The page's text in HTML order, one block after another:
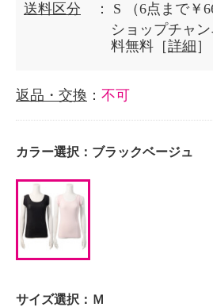
送料区分 ： S
（6点まで￥
ショップチャ
料無料［詳細 ］
返品・交換 ： 不可
カラー選択： ブラックベージュ
サイズ選択： Ｍ